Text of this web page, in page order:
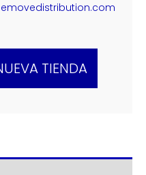
emovedistribution.com
TIENDA